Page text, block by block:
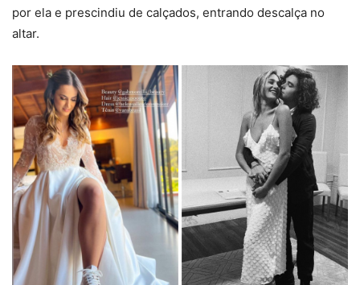
por ela e prescindiu de calçados, entrando descalça no
altar.